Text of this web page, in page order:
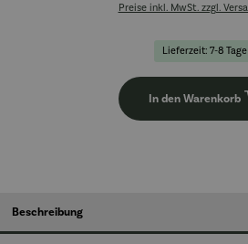
Preise inkl. MwSt. zzgl.
Lieferzeit: 7-8 Tage
In den Warenkorb
Beschreibung